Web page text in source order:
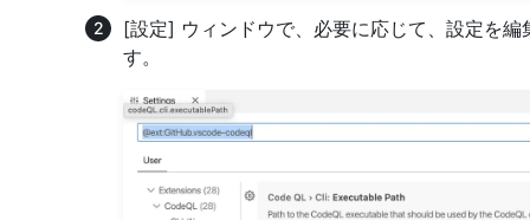
[設定] ウィンドウで、必要に応じて、設定を
す。